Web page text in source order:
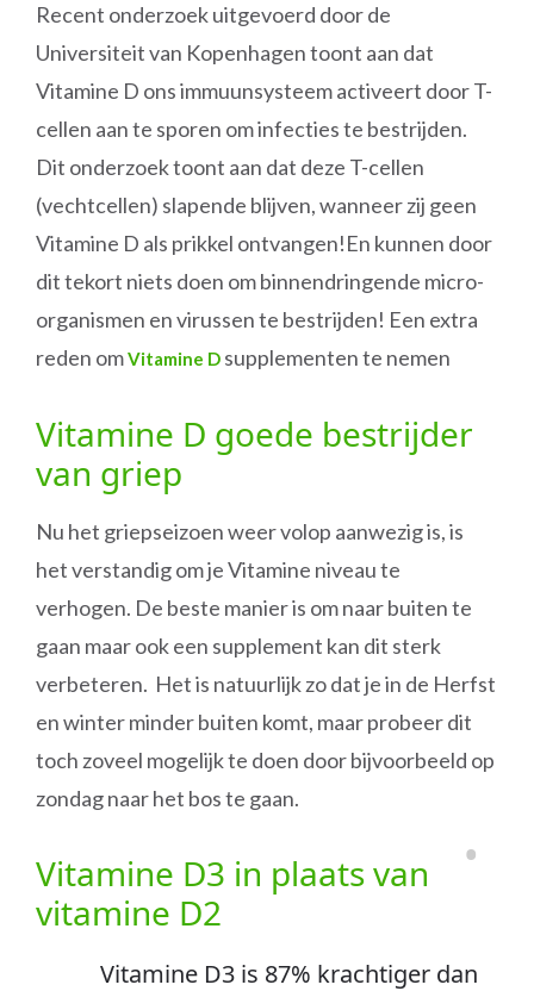
Recent onderzoek uitgevoerd door de
Universiteit van Kopenhagen toont aan dat
Vitamine D ons immuunsysteem activeert door T-
cellen aan te sporen om infecties te bestrijden.
Dit onderzoek toont aan dat deze T-cellen
(vechtcellen) slapende blijven, wanneer zij geen
Vitamine D als prikkel ontvangen!En kunnen door
dit tekort niets doen om binnendringende micro-
organismen en virussen te bestrijden! Een extra
reden omVitamine D supplementen te nemen
Vitamine D goede bestrijder
van griep
Nu het griepseizoen weer volop aanwezig is, is
het verstandig om je Vitamine niveau te
verhogen. De beste manier is om naar buiten te
gaan maar ook een supplement kan dit sterk
verbeteren. Het is natuurlijk zo dat je in de Herfst
en winter minder buiten komt, maar probeer dit
toch zoveel mogelijk te doen door bijvoorbeeld op
zondag naar het bos te gaan.
Vitamine D3 in plaats van
vitamine D2
Vitamine D3 is 87% krachtiger dan